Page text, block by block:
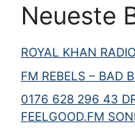
Neueste
ROYAL KHAN
FM REBELS – BAD
0176 628 296 43
FEELGOOD.FM